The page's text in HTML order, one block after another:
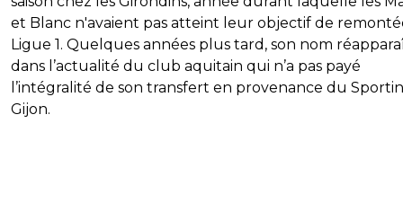
et Blanc n'avaient pas atteint leur objectif de
Ligue 1. Quelques années plus tard, son nom
dans l’actualité du club aquitain qui n’a pas payé
l’intégralité de son transfert en provenance du
Gijon.